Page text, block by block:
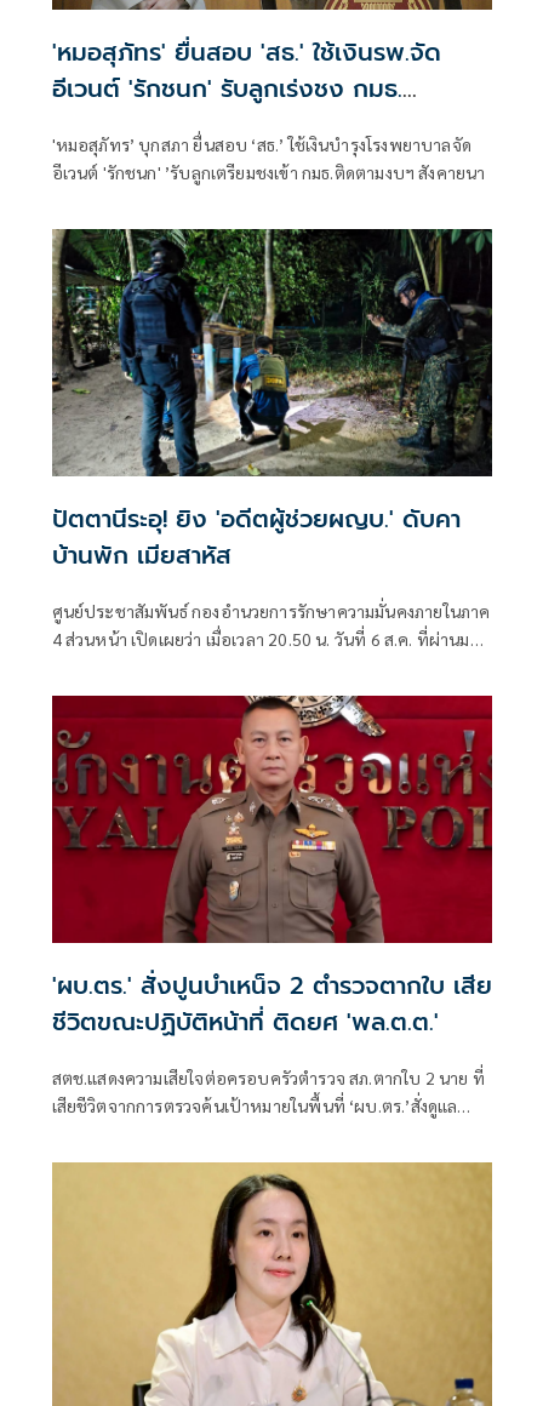
'หมอสุภัทร' ยื่นสอบ 'สธ.' ใช้เงินรพ.จัด
อีเวนต์ 'รักชนก' รับลูกเร่งชง กมธ.
'หมอสุภัทร’ บุกสภา ยื่นสอบ ‘สธ.’ ใช้เงินบำรุงโรงพยาบาลจัด
อีเวนต์ 'รักชนก' ’รับลูกเตรียมชงเข้า กมธ.ติดตามงบฯ สังคายนา
ปัตตานีระอุ! ยิง 'อดีตผู้ช่วยผญบ.' ดับคา
บ้านพัก เมียสาหัส
ศูนย์ประชาสัมพันธ์ กองอำนวยการรักษาความมั่นคงภายในภาค
4 ส่วนหน้า เปิดเผยว่า เมื่อเวลา 20.50 น. วันที่ 6 ส.ค. ที่ผ่านมา
อาแว อดีตผู้ช่วยผู้ใหญ่บ้านหมู่ที่ 5
'ผบ.ตร.' สั่งปูนบำเหน็จ 2 ตำรวจตากใบ เสีย
ชีวิตขณะปฏิบัติหน้าที่ ติดยศ 'พล.ต.ต.'
สตช.แสดงความเสียใจต่อครอบครัวตำรวจ สภ.ตากใบ 2 นาย ที่
เสียชีวิตจากการตรวจค้นเป้าหมายในพื้นที่ ‘ผบ.ตร.’สั่งดูแล
จากเหตุดังกล่าว